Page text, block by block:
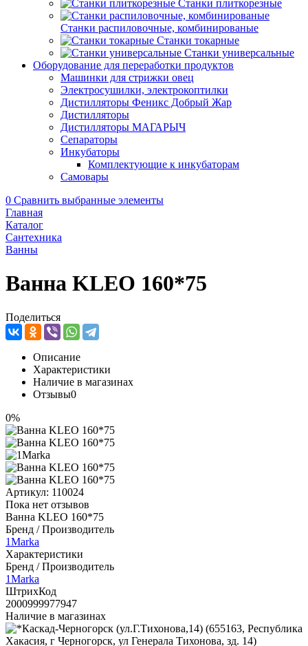
Станки плиткорезные
Станки распиловочные, комбинированые
Станки токарные
Станки универсальные
Оборудование для переработки продуктов
Машинки для стрижки овец
Электросушилки, электрокоптилки
Дистилляторы Феникс Добрый Жар
Дистилляторы
Дистилляторы МАГАРЫЧ
Сепараторы
Инкубаторы
Комплектующие к инкубаторам
Самовары
0 Сравнить выбранные элементы
Главная
Каталог
Сантехника
Ванны
Ванна KLEO 160*75
Поделиться
Описание
Характеристики
Наличие в магазинах
Отзывы0
0%
Артикул: 110024
Пока нет отзывов
Ванна KLEO 160*75
Бренд / Производитель
1Marka
Характеристики
Бренд / Производитель
1Marka
ШтрихКод
2000999977947
Наличие в магазинах